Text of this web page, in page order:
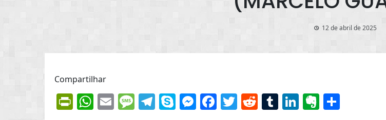
12 de abril de 2025
Compartilhar
PrintFriendly
WhatsApp
EmailMessage
Telegram
SkypeMessenger
Facebook
Twitter
Reddit
Tumblr
LinkedIn
Evernote